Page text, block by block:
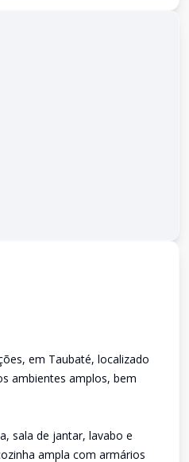
em Taubaté, localizado
ambientes amplos, bem
sala de jantar, lavabo e
ampla com armários